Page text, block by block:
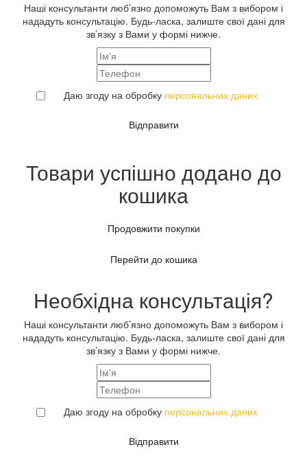
Наші консультанти люб’язно допоможуть Вам з вибором і
нададуть консультацію. Будь-ласка, залиште свої дані для
зв’язку з Вами у формі нижче.
Даю згоду на обробку персональних даних
Відправити
Товари успішно додано до
кошика
Продовжити покупки
Перейти до кошика
Необхідна консультація?
Наші консультанти люб’язно допоможуть Вам з вибором і
нададуть консультацію. Будь-ласка, залиште свої дані для
зв’язку з Вами у формі нижче.
Даю згоду на обробку персональних даних
Відправити